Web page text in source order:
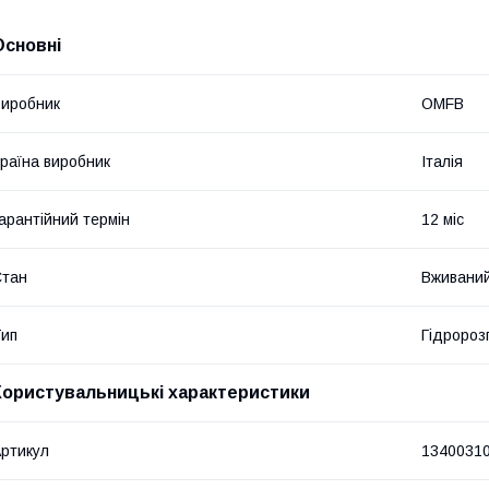
OMFB
виробник Італія
термін 12 міс
характеристики